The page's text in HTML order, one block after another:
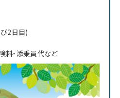
2日目)
料・添乗員代など